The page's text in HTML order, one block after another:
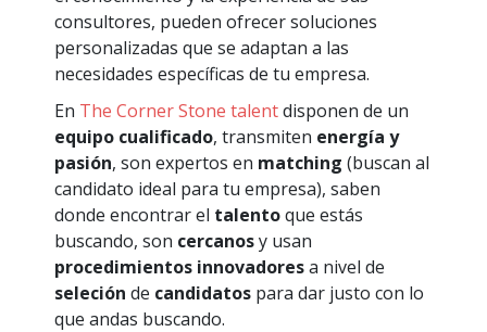
consultores, pueden ofrecer soluciones
personalizadas que se adaptan a las
necesidades específicas de tu empresa.
En The Corner Stone talentdisponen de un
equipo cualificado, transmiten energía y
pasión, son expertos en matching (buscan al
candidato ideal para tu empresa), saben
donde encontrar el talentoque estás
buscando, son cercanosy usan
procedimientos innovadoresa nivel de
seleción de candidatos para dar justo con lo
que andas buscando.